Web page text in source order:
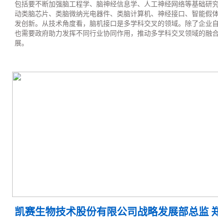
包括要不断加强脑工程学、脑神经信息学、人工神经网络等基础研
动类脑芯片、类脑微纳光电器件、类脑计算机、神经接口、智能假
发创新。从技术角度看，脑机接口是多学科交叉的领域。除了企业
也需要政府助力发挥不同行业协同作用，推动多学科交叉领域的融
展。
凯赛生物技术股份有限公司战略发展部总监